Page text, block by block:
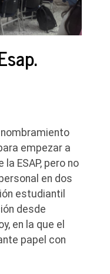
empezar a
ESAP, pero no
en dos
estudiantil
desde
en la que el
papel con